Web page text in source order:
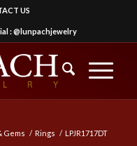
US
:@lunpachjewelry
Gems / Rings / LPJR1717DT